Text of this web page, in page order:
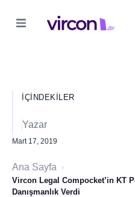
İÇINDEKILER
Yazar
Mart 17, 2019
Ana Sayfa
›
Vircon Legal Compocket’in KT
Danışmanlık Verdi